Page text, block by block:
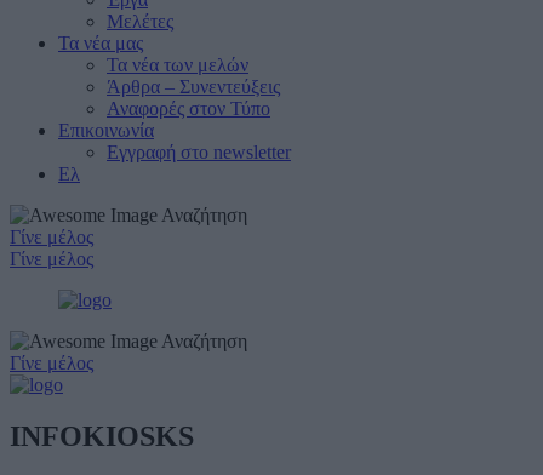
Μελέτες
Τα νέα μας
Τα νέα των μελών
Άρθρα – Συνεντεύξεις
Αναφορές στον Τύπο
Επικοινωνία
Εγγραφή στο newsletter
Ελ
Αναζήτηση
Γίνε μέλος
Γίνε μέλος
Αναζήτηση
Γίνε μέλος
INFOKIOSKS